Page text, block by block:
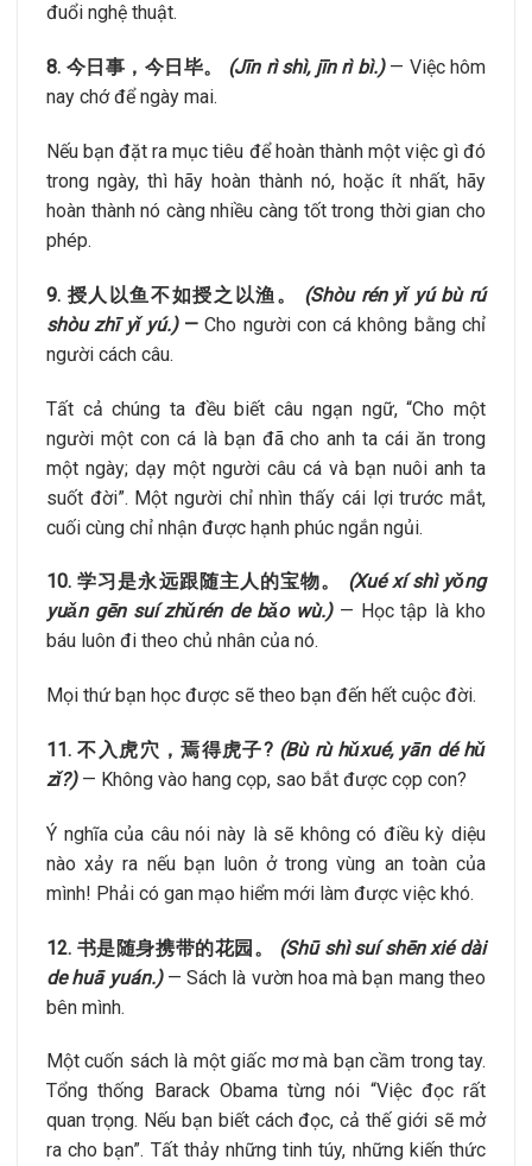
đuổi nghệ thuật.
8. 今日事，今日毕。 (Jīn rì shì, jīn rì bì.) — Việc hôm
nay chớ để ngày mai.
Nếu bạn đặt ra mục tiêu để hoàn thành một việc gì đó
trong ngày, thì hãy hoàn thành nó, hoặc ít nhất, hãy
hoàn thành nó càng nhiều càng tốt trong thời gian cho
phép.
9. 授人以鱼不如授之以渔。 (Shòu rén yǐ yú bù rú
shòu zhī yǐ yú.)— Cho người con cá không bằng chỉ
người cách câu.
Tất cả chúng ta đều biết câu ngạn ngữ, “Cho một
người một con cá là bạn đã cho anh ta cái ăn trong
một ngày; dạy một người câu cá và bạn nuôi anh ta
suốt đời”. Một người chỉ nhìn thấy cái lợi trước mắt,
cuối cùng chỉ nhận được hạnh phúc ngắn ngủi.
10. 学习是永远跟随主人的宝物。 (Xué xí shì yǒng
yuǎn gēn suí zhǔrén de bǎo wù.)— Học tập là kho
báu luôn đi theo chủ nhân của nó.
Mọi thứ bạn học được sẽ theo bạn đến hết cuộc đời.
11. 不入虎穴，焉得虎子? (Bù rù hǔxué, yān dé hǔ
zǐ?)— Không vào hang cọp, sao bắt được cọp con?
Ý nghĩa của câu nói này là sẽ không có điều kỳ diệu
nào xảy ra nếu bạn luôn ở trong vùng an toàn của
mình! Phải có gan mạo hiểm mới làm được việc khó.
12. 书是随身携带的花园。 (Shū shì suí shēn xié dài
de huā yuán.) — Sách là vườn hoa mà bạn mang theo
bên mình.
Một cuốn sách là một giấc mơ mà bạn cầm trong tay.
Tổng thống Barack Obama từng nói “Việc đọc rất
quan trọng. Nếu bạn biết cách đọc, cả thế giới sẽ mở
ra cho bạn”. Tất thảy những tinh túy, những kiến thức